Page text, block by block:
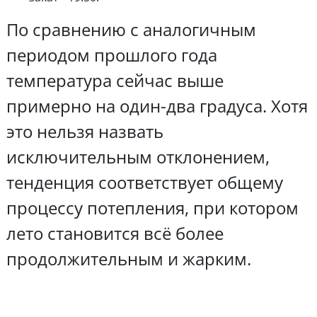
По сравнению с аналогичным
периодом прошлого года
температура сейчас выше
примерно на один-два градуса. Хотя
это нельзя назвать
исключительным отклонением,
тенденция соответствует общему
процессу потепления, при котором
лето становится всё более
продолжительным и жарким.